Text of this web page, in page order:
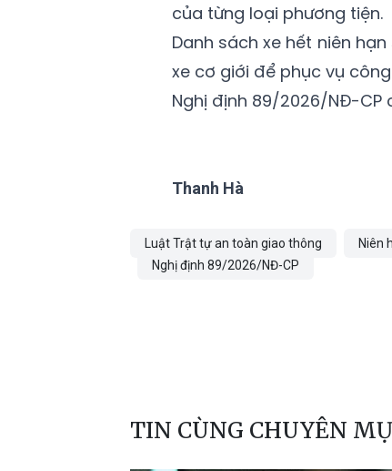
của từng loại phương tiện.
Danh sách xe hết niên
xe cơ giới để phục vụ
Nghị định 89/2026/NĐ-CP
Thanh Hà
Luật Trật tự an toàn giao thông Niên
Nghị định 89/2026/NĐ-CP
TIN CÙNG CHUYÊN